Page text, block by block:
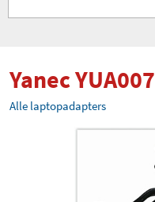
Yanec YUA007
Alle laptopadapters